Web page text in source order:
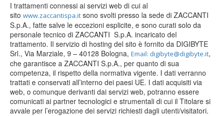
I trattamenti connessi ai servizi web di cui al
sito www.zaccantispa.it sono svolti presso la sede di ZACCANTI
S.p.A., fatte salve le eccezioni esplicite, e sono curati solo da
personale tecnico di ZACCANTI S.p.A. incaricato del
trattamento. Il servizio di hosting del sito è fornito da DIGIBYTE
Srl., Via Marziale, 9 – 40128 Bologna, Email: digibyte@digibyte.it,
che garantisce a ZACCANTI S.p.A., per quanto di sua
competenza, il rispetto della normativa vigente. I dati verranno
trattati e conservati all’interno dei paesi UE. I dati acquisiti via
web, o comunque derivanti dai servizi web, potranno essere
comunicati ai partner tecnologici e strumentali di cui il Titolare si
avvale per l’erogazione dei servizi richiesti dagli utenti/visitatori.